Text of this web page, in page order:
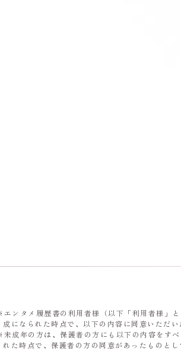
エンタメ履歴書の利用者様（以下「利用者様」
成になられた時点で、以下の内容に同意いただい
未成年の方は、保護者の方にも以下の内容をす
れた時点で、保護者の方の同意があったものとし